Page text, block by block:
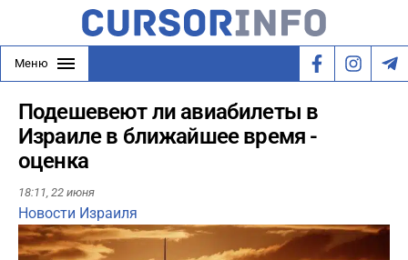
Меню
Подешевеют ли авиабилеты в
Израиле в ближайшее время -
оценка
18:11, 22 июня
Новости Израиля